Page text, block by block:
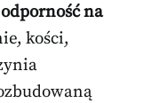
odporność na
kości,